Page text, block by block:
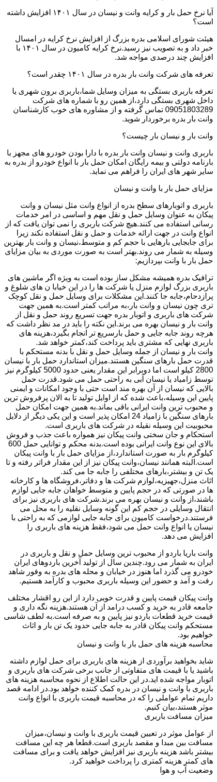
آیا نرخ حمل بار و کرایه وانت و نیسان در سال ۱۴۰۱ افزایش داشته
است؟
هیئت شورای اسلامی بدره بزرگ از افزایش نرخ کرایه در امسال
خبر داد و به تصویب نیز رسید.نرخ کرایه کامیون در سال ۱۴۰۱ با
افزایش چند درصدی مواجه شد.
تعرفه های شرکت وانت بار بدره در سال ۱۴۰۱ چقدر است؟
تعرفه باربری بستگی به میزان وسایل شما،باربری برون شهری یا
داخل شهری بستگی دارد،از همین رو با شماره های شرکت
09051803289 تماس گرفته و از مشاوره های خوب کارشناسان
وانت بار بدره برخوردار شوید.
وانت بار و نیسان بار چیست؟
باربری وانت و نیسان وانت بار بدره با دارا بودن خودرو های مجهز با
بارنامه دولتی و بیمه رایگان امکان حمل بار با انواع خودرو از بدره به
سایر شهر های ایران را فراهم می نماید.
مزایای حمل بار با وانت و نیسان
باربری و اتوبارهای سطح بدره از انواع وانت مثل نیسان و وانت
پیکان به عنوان وسایل حمل و نقل مهم و اساسی در امر خدمات
رسانی استفاده می کنند.هیچ شرکت باربری را نمی توان یافت که از
انواع وانت در جهت ارائه خدمات و حمل و نقل استفاده نکند زیرا
برای جابجایی بارهایی با حجم کم و متوسط،نیسان و وانت بار بهترین
وسیله به شمار می روند.بهتر است به صورت موردی به بیان مزایای
حمل بار با وانت بپردازیم:
ترافیک بدره همیشه مشکل ساز بوده است به ویژه اگر ماشین های
باربری بزرگ لوازم منزل یا شرکت ها را در این خیابا ن های شلوغ و
پرازدحام،جابه جا کنند.این مشکلات برای وسایل حمل و نقل کوچک
تری چون نیسان و وانت بار،به مراتب کمتر است.به همین جهت
شرکت های باربری و اتوبار بدره جهت تسریع روند حمل و نقل از
وانت بار و نیسان بهره می برند.این نکته را باید در مد نظر داشت که
هرچه روند جابه جایی و حمل بارسریع تر انجام بگیرد،هزینه های
باربری نهایی که مشتری باید پرداخت کند،کمتر خواهد شد.
وانت بار و نیسان از جمله وسایل حمل و نقل با بدنه مستحکم با
قدرت حمل بارهای سنگین هستند.میزان استاندارد حمل بار با نیسان
2800 کیلو است اما دوبرابر این مقدار یعنی حدود 5000 کیلوگرم نیز
توسط زامیاد یا نیسان آبی به راحتی حمل می شود.قدرت حمل
بالایی که نیسان از آن بهره مند است حتی با وجود امکانات و ایمنی
پایین این وسیله،باعث شده که از اوایل تولید تا به الان پرفروش ترین
و محبوب ترین وانت ایرانی باقی بماند.به همین جهت امکان حمل
بارهای سنگین با زامیاد 24 امکان پذیر است و این یکی دیگر از دلایل
محبوبیت این وسیله نقیله در شرکت های باربری است.
استحکام و جان سختی وانت پیکان نیز همواره باعث جذب و فروش
بالای این نوع وانت ایرانی بوده است.بدنه محکم و توانایی حمل 600
کیلوگرم بار به صورت استاندارد،از مزایای حمل بار با وانت پیکان
است.البته همانند نیسان،وانت پیکان نیز از این مقدار فراتر رفته و تا
یک تن و بیشتر،بارهای مختلفی را جابه جا می کند.
اثاث منزل،جهیزیه،لوازم شرکت ها و دفاتر،فروشگاه ها و کارخانه
ها در صورتی که در حجم پایین و متوسط خواهان جابه جایی لوازم
باشند،از وانت و نیسان بهره می برند.شرکت های باربری نیز برای
انتقال وسایلی در حجم کم این گونه وسایل نقلیه را به محل می
فرستند.درخواست کامیون برای جابه جایی لوازمی که به راحتی با
نیسان یا انواع وانت حمل می شود،فقط هزینه های باربری را
افزایش می دهد.
وانت باریا باردو از محبوب ترین وسایل حمل و نقل و باربری در
ایران به شمار می رود.چندین سال از تولید آخرین باردوهای ایران
خودرو می گذرد اما هنوز در خیابان و محله های بدره به وفور شاهد
رفت و آمد و حضور این وسیله باربری محبوب و کارآمد هستیم.
وانت پیکان قیمت پایین و قدرت خوبی دارد از این رو اقشار مختلف
جامعه قادر به خرید و کسب درامد از آن هستند.هزینه نگه داری و
قیمت خرید قطعات باردو نیز پایین و به صرفه است.به لطف شاسی
مستحکم وانت پیکان قادر به جابه جایی حدود یک تن بار و اثاث
خواهیم بود.
محاسبه هزینه های حمل بار با وانت و نیسان
شاید بخواهید برآوردی از هزینه های باربری برای حمل لوازم داشته
باشید یا با قیمت های متفاوتی از جانب برخی شرکت های باربری و
اتوبار مواجه شده اید.در این حالت اطلاع از نحوه محاسبه هزینه های
باربری با وانت و نیسان در بدره کمک کننده خواهد بود.در ادامه قصد
داریم تمام عواملی را که در محاسبه قیمت باربری با انواع وانت
موثر هستند،بیان کنیم.
میزان مسافت باربری
از عوامل موثر در تعیین قیمت باربری با وانت و نیسان،میزان
مسافت بین مبدا و مقصد باربری است.قطعا هر چه این مسافت
بیشتر باشد هزینه باربری نیز افزایش خواهد یافت و برای مسافت
های کمتر هزینه کمتری را پرداخت خواهید کرد.
وضعیت آب و هوا